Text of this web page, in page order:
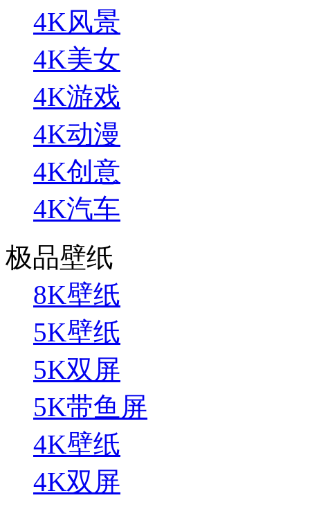
4K风景
4K美女
4K游戏
4K动漫
4K创意
4K汽车
极品壁纸
8K壁纸
5K壁纸
5K双屏
5K带鱼屏
4K壁纸
4K双屏